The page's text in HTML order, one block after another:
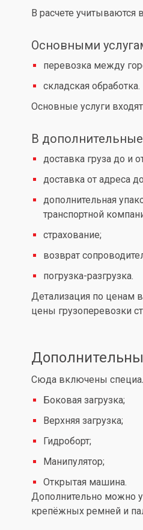
В расчете учитываются
Основными
перевозка между
складская обработка.
Основные услуги
В дополнительные
доставка груза до и
доставка от адреса
дополнительная
транспортной
страхование;
возврат
погрузка-разгрузка.
Детализация по ценам
цены грузоперевозки
Сюда включены
Боковая загрузка;
Верхняя загрузка;
Гидроборт;
Манипулятор;
Открытая машина.
Дополнительно можно
крепёжных ремней и